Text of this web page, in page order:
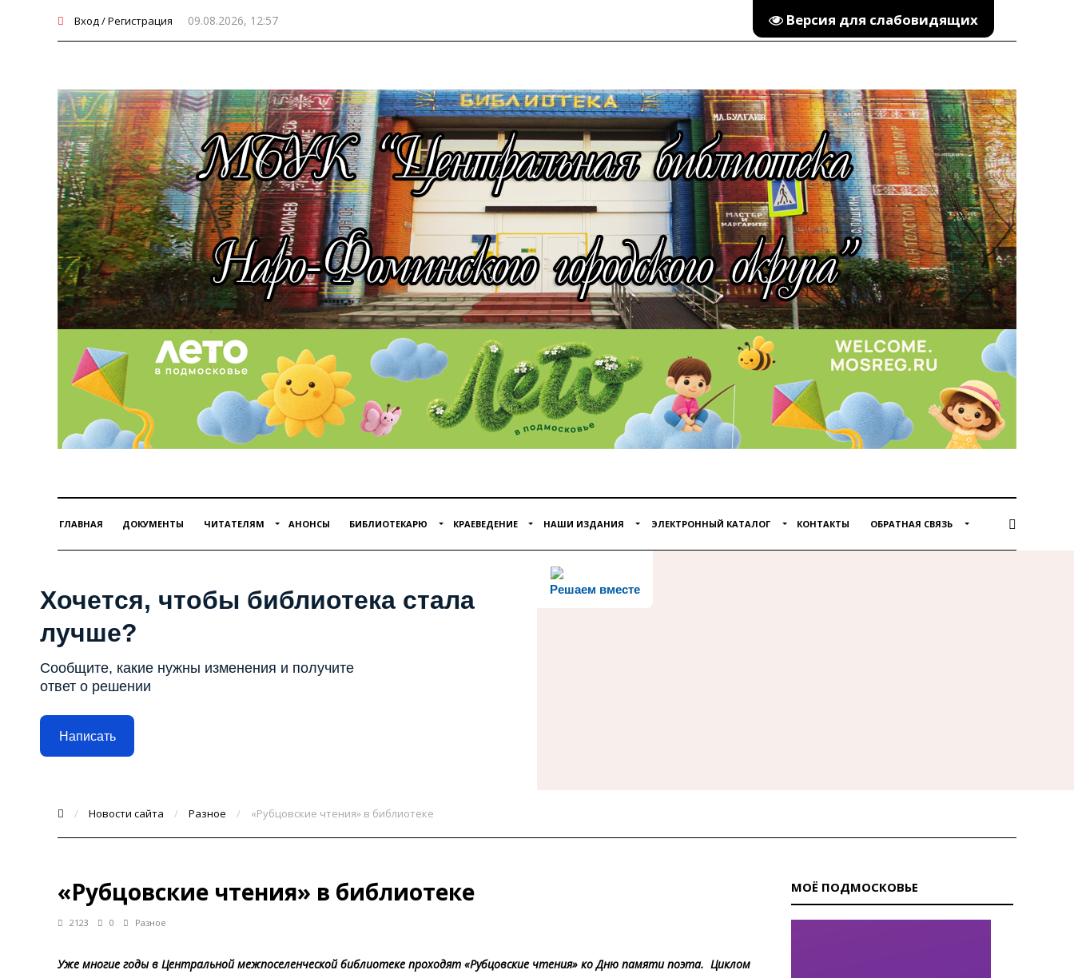
Версия для слабовидящих
Вход / Регистрация 09.08.2026, 12:57
ГЛАВНАЯ ДОКУМЕНТЫ ЧИТАТЕЛЯМ АНОНСЫ БИБЛИОТЕКАРЮ КРАЕВЕДЕНИЕ НАШИ ИЗДАНИЯ ЭЛЕКТРОННЫЙ КАТАЛОГ КОНТАКТЫ ОБРАТНАЯ СВЯЗЬ
Решаем вместе
Хочется, чтобы библиотека стала
лучше?
Сообщите, какие нужны изменения и получите
ответ о решении
Написать
/ Новости сайта / Разное / «Рубцовские чтения» в библиотеке
«Рубцовские чтения» в библиотеке
2123 0 Разное
Уже многие годы в Центральной межпоселенческой библиотеке проходят «Рубцовские чтения» ко Дню памяти поэта. Циклом
МОЁ ПОДМОСКОВЬЕ